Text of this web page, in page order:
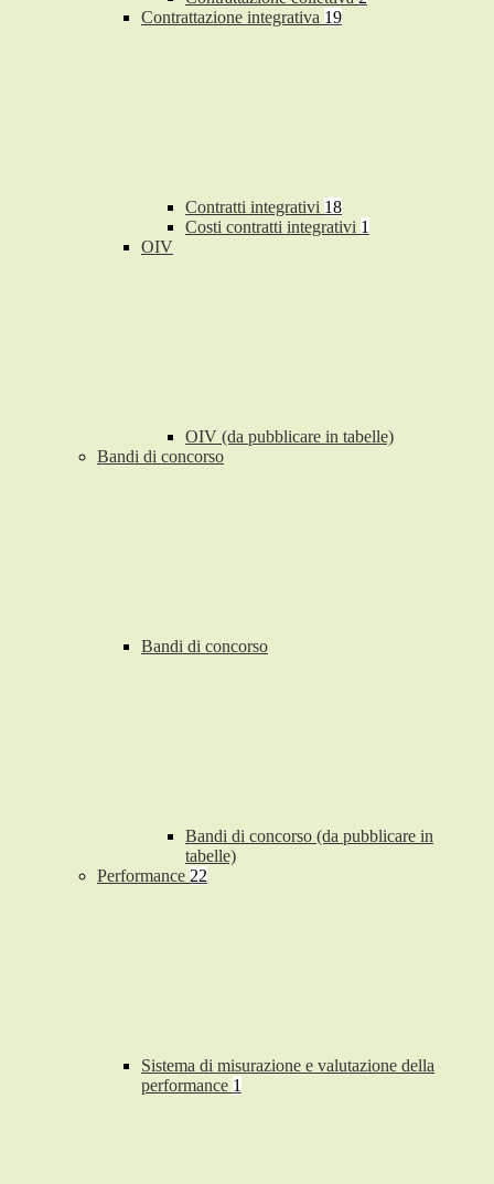
Contrattazione integrativa 19
Contratti integrativi 18
Costi contratti integrativi 1
OIV
OIV (da pubblicare in tabelle)
Bandi di concorso
Bandi di concorso
Bandi di concorso (da pubblicare in
tabelle)
Performance 22
Sistema di misurazione e valutazione della
performance 1